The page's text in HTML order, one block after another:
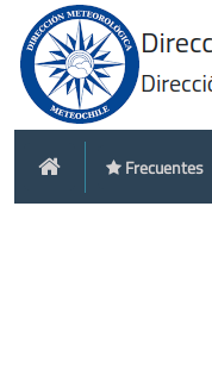
Frecuentes